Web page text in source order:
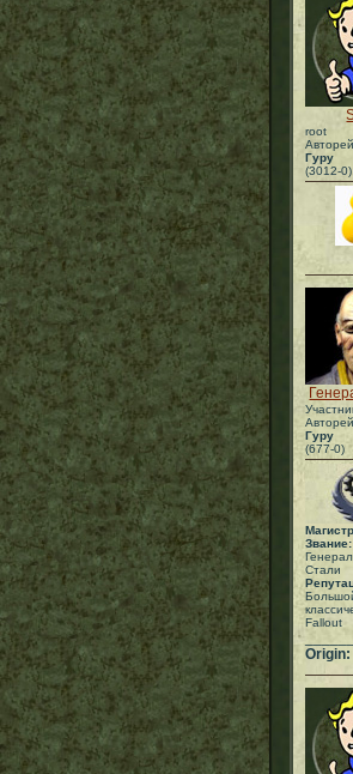
root
Гуру
(3012-0)
Гуру
(677-0)
Звание:
Стали
Fallout
Origin: